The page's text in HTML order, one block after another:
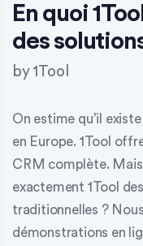
En quoi
des
by1Tool
On estime qu’il
en Europe. 1Tool
CRM complète.
exactement 1Tool
traditionnelles ?
démonstrations en